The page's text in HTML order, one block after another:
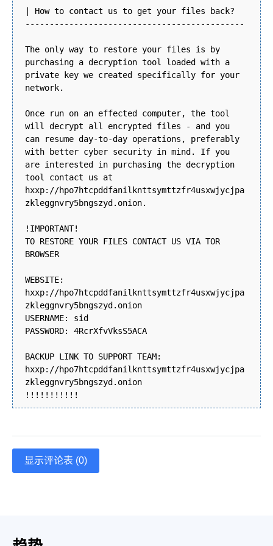
| How to contact us to get your files back?
---------------------------------------------
The only way to restore your files is by
purchasing a decryption tool loaded with a
private key we created specifically for your
network.
Once run on an effected computer, the tool
will decrypt all encrypted files - and you
can resume day-to-day operations, preferably
with better cyber security in mind. If you
are interested in purchasing the decryption
tool contact us at
hxxp://hpo7htcpddfanilknttsymttzfr4usxwjycjpa
zkleggnvry5bngszyd.onion.
!IMPORTANT!
TO RESTORE YOUR FILES CONTACT US VIA TOR
BROWSER
WEBSITE:
hxxp://hpo7htcpddfanilknttsymttzfr4usxwjycjpa
zkleggnvry5bngszyd.onion
USERNAME: sid
PASSWORD: 4RcrXfvVksS5ACA
BACKUP LINK TO SUPPORT TEAM:
hxxp://hpo7htcpddfanilknttsymttzfr4usxwjycjpa
zkleggnvry5bngszyd.onion
!!!!!!!!!!!
显示评论表 (0)